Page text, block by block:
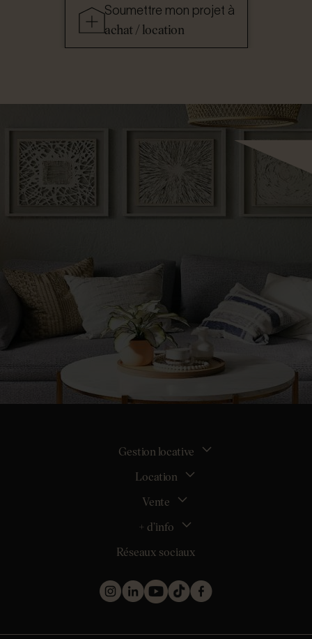
Soumettre mon projet à
achat / location
Gestion locative
La gestion locative
Location
Tous nos biens en location
Location appartement Saint-Sébastien-sur-Loire
Location maison Clisson (44190)
Location maison Rezé (44400)
Vente
Estimer mon bien
Maison Carquefou (44470)
Maison Couëron (44220)
+ d’info
Inscription
Nos métiers
Les projets d’achat
Mentions légales
Réseaux sociaux